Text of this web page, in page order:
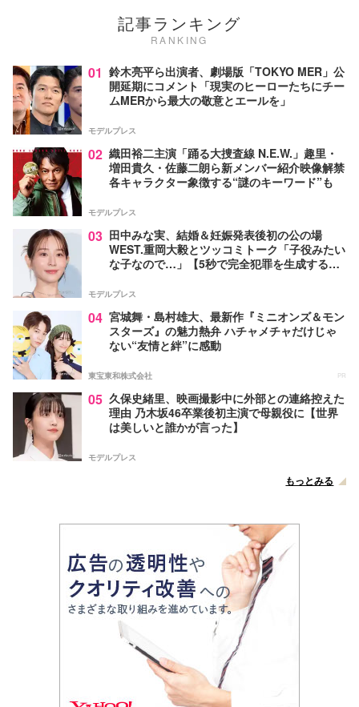
記事ランキング
RANKING
01 鈴木亮平ら出演者、劇場版「TOKYO MER」公
開延期にコメント「現実のヒーローたちにチー
ムMERから最大の敬意とエールを」
モデルプレス
02 織田裕二主演「踊る大捜査線 N.E.W.」趣里・
増田貴久・佐藤二朗ら新メンバー紹介映像解禁
各キャラクター象徴する“謎のキーワード”も
モデルプレス
03 田中みな実、結婚＆妊娠発表後初の公の場
WEST.重岡大毅とツッコミトーク「子役みたい
な子なので…」【5秒で完全犯罪を生成する方
モデルプレス
04 宮城舞・島村雄大、最新作『ミニオンズ＆モン
スターズ』の魅力熱弁 ハチャメチャだけじゃ
ない“友情と絆”に感動
東宝東和株式会社 PR
05 久保史緒里、映画撮影中に外部との連絡控えた
理由 乃木坂46卒業後初主演で母親役に【世界
は美しいと誰かが言った】
モデルプレス
もっとみる